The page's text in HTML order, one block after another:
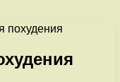
похудения